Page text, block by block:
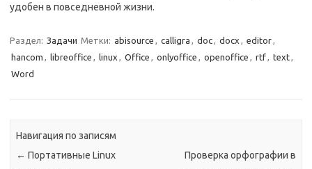
удобен в повседневной жизни.
Раздел: Задачи Метки: abisource calligra doc docx editor
hancom
libreoffice linux Office onlyoffice openoffice rtf text
Word
Навигация по записям
← Портативные Linux
Проверка орфографии в